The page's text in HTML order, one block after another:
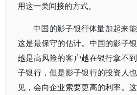
用这一类间接的方式。
中国的影子银行体量加起来
这是最保守的估计。中国的影子
越是高风险的客户越在银行拿不
子银行，但是影子银行的投资人
见，会向企业索要更高的利率。